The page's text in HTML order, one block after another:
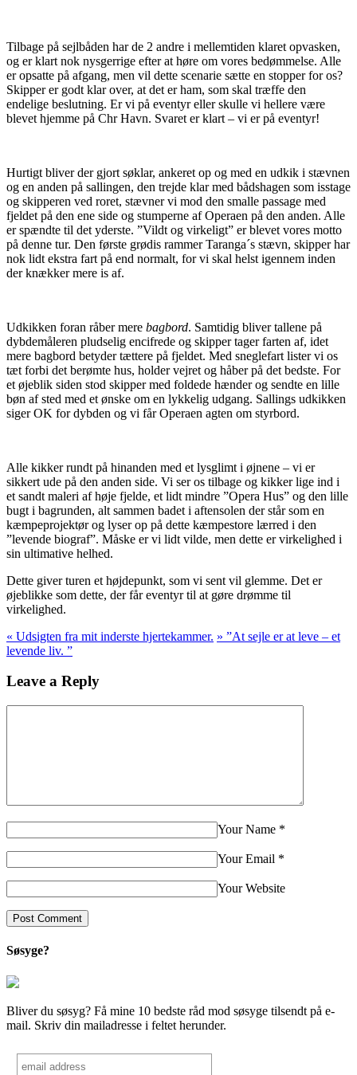
Tilbage på sejlbåden har de 2 andre i mellemtiden klaret opvasken,
og er klart nok nysgerrige efter at høre om vores bedømmelse. Alle
er opsatte på afgang, men vil dette scenarie sætte en stopper for os?
Skipper er godt klar over, at det er ham, som skal træffe den
endelige beslutning. Er vi på eventyr eller skulle vi hellere være
blevet hjemme på Chr Havn. Svaret er klart – vi er på eventyr!
Hurtigt bliver der gjort søklar, ankeret op og med en udkik i stævnen
og en anden på sallingen, den trejde klar med bådshagen som isstage
og skipperen ved roret, stævner vi mod den smalle passage med
fjeldet på den ene side og stumperne af Operaen på den anden. Alle
er spændte til det yderste. ”Vildt og virkeligt” er blevet vores motto
på denne tur. Den første grødis rammer Taranga´s stævn, skipper har
nok lidt ekstra fart på end normalt, for vi skal helst igennem inden
der knækker mere is af.
Udkikken foran råber mere bagbord. Samtidig bliver tallene på
dybdemåleren pludselig encifrede og skipper tager farten af, idet
mere bagbord betyder tættere på fjeldet. Med sneglefart lister vi os
tæt forbi det berømte hus, holder vejret og håber på det bedste. For
et øjeblik siden stod skipper med foldede hænder og sendte en lille
bøn af sted med et ønske om en lykkelig udgang. Sallings udkikken
siger OK for dybden og vi får Operaen agten om styrbord.
Alle kikker rundt på hinanden med et lysglimt i øjnene – vi er
sikkert ude på den anden side. Vi ser os tilbage og kikker lige ind i
et sandt maleri af høje fjelde, et lidt mindre ”Opera Hus” og den lille
bugt i bagrunden, alt sammen badet i aftensolen der står som en
kæmpeprojektør og lyser op på dette kæmpestore lærred i den
”levende biograf”. Måske er vi lidt vilde, men dette er virkelighed i
sin ultimative helhed.
Dette giver turen et højdepunkt, som vi sent vil glemme. Det er
øjeblikke som dette, der får eventyr til at gøre drømme til
virkelighed.
« Udsigten fra mit inderste hjertekammer. » ”At sejle er at leve – et
levende liv. ”
Leave a Reply
Your Name *
Your Email *
Your Website
Søsyge?
Bliver du søsyg? Få mine 10 bedste råd mod søsyge tilsendt på e-
mail. Skriv din mailadresse i feltet herunder.